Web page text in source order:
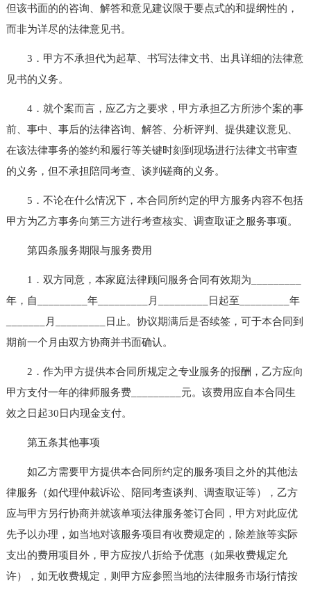
但该书面的的咨询、解答和意见建议限于要点式的和提纲性的，
而非为详尽的法律意见书。
3．甲方不承担代为起草、书写法律文书、出具详细的法律意
见书的义务。
4．就个案而言，应乙方之要求，甲方承担乙方所涉个案的事
前、事中、事后的法律咨询、解答、分析评判、提供建议意见、
在该法律事务的签约和履行等关键时刻到现场进行法律文书审查
的义务，但不承担陪同考查、谈判磋商的义务。
5．不论在什么情况下，本合同所约定的甲方服务内容不包括
甲方为乙方事务向第三方进行考查核实、调查取证之服务事项。
第四条服务期限与服务费用
1．双方同意，本家庭法律顾问服务合同有效期为_________
年，自_________年_________月_________日起至_________年
_______月_________日止。协议期满后是否续签，可于本合同到
期前一个月由双方协商并书面确认。
2．作为甲方提供本合同所规定之专业服务的报酬，乙方应向
甲方支付一年的律师服务费_________元。该费用应自本合同生
效之日起30日内现金支付。
第五条其他事项
如乙方需要甲方提供本合同所约定的服务项目之外的其他法
律服务（如代理仲裁诉讼、陪同考查谈判、调查取证等），乙方
应与甲方另行协商并就该单项法律服务签订合同，甲方对此应优
先予以办理，如当地对该服务项目有收费规定的，除差旅等实际
支出的费用项目外，甲方应按八折给予优惠（如果收费规定允
许），如无收费规定，则甲方应参照当地的法律服务市场行情按